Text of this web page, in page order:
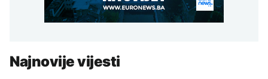
Najnovije vijesti